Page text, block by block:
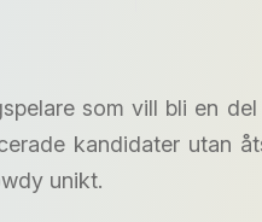
som vill bli en
kandidater utan
unikt.